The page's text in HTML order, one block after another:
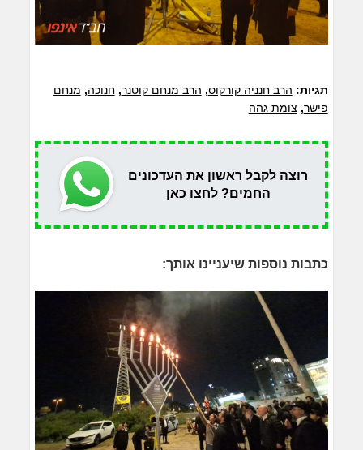
תגיות: הרב חנניה קורקוס, הרב מנחם קוטנר,חנוכה, מנחם
פישר, צומת גהה
רוצה לקבל ראשון את העדכונים
החמים? לחצו כאן
כתבות נוספות שיעניינו אותך: